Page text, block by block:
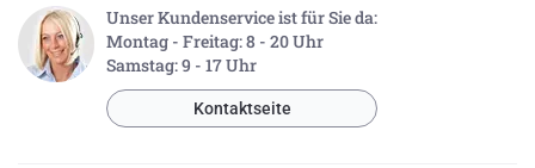
Unser Kundenservice ist für Sie da:
Montag - Freitag: 8 - 20 Uhr
Samstag: 9 - 17 Uhr
Kontaktseite